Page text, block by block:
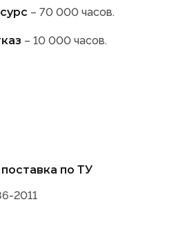
– 70 000 часов.
– 10 000 часов.
по ТУ
2011